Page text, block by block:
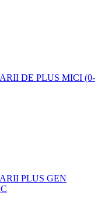
DE PLUS MICI (0-
PLUS GEN